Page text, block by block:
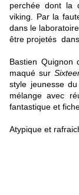
perchée dont la
viking. Par la
dans le
être projetés
Bastien
maqué sur
style jeunesse
mélange avec
fantastique et
Atypique et